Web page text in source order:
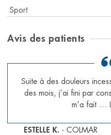
Sport
Avis des patients
Suite à des douleurs
des mois, j’ai fini par
m’a fait …
ESTELLE K. - COLMAR